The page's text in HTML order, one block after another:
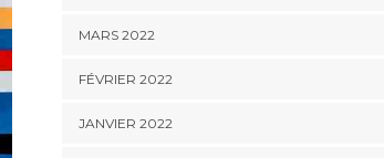
MARS 2022
FÉVRIER 2022
JANVIER 2022